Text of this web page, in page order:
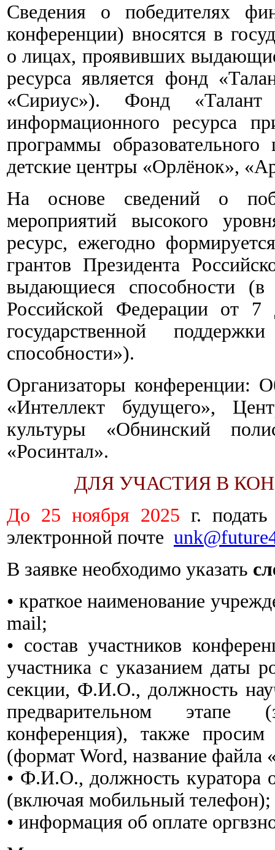
Сведения о победителях
конференции) вносятся в
о лицах, проявивших
ресурса является фонд
«Сириус»). Фонд
информационного ресурса
программы
детские центры «Орлёнок»,
На основе сведений о
мероприятий высокого
ресурс, ежегодно
грантов Президента
выдающиеся способности (в
Российской Федерации от
государственной
способности»).
Организаторы конференции:
«Интеллект будущего»,
культуры «Обнинский
«Росинтал».
ДЛЯ УЧАСТИЯ В
До 25 ноября 2025 г.
электронной почте
В заявке необходимо указать
• краткое наименование
mail;
• состав участников
участника с указанием даты
секции, Ф.И.О., должность
предварительном этапе
конференция), также
(формат Word, название файла
• Ф.И.О., должность куратора
(включая мобильный телефон);
• информация об оплате